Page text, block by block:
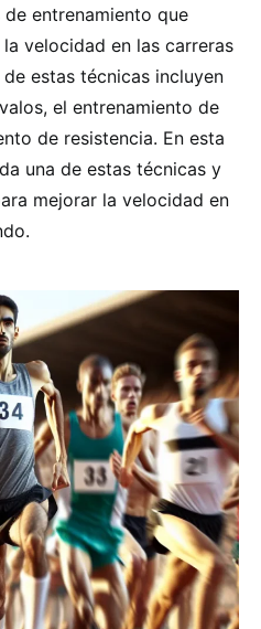
entrenamiento que
velocidad en las carreras
estas técnicas incluyen
el entrenamiento de
de resistencia. En esta
una de estas técnicas y
mejorar la velocidad en